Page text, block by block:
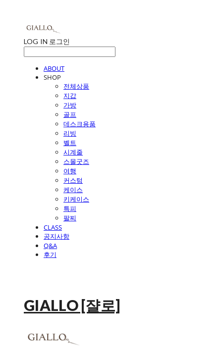
LOG IN 로그인
ABOUT
SHOP
전체상품
지갑
가방
골프
데스크용품
리빙
벨트
시계줄
스몰굿즈
여행
커스텀
케이스
키케이스
특피
팔찌
CLASS
공지사항
Q&A
후기
GIALLO [쟐로]